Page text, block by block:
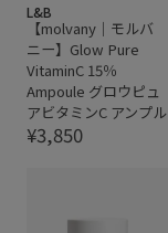
L&B
【molvany｜モルバ
ニー】Glow Pure
VitaminC 15％
Ampoule グロウピュ
アビタミンC アンプル
¥3,850